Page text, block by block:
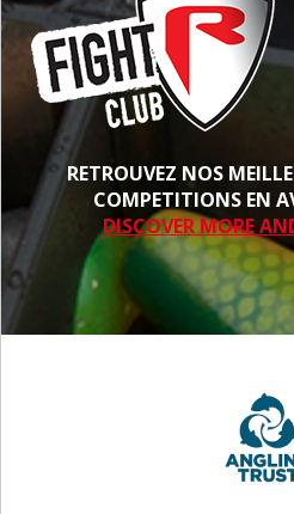
RETROUVEZ NOS
COMPETITIONS EN
DISCOVER MORE